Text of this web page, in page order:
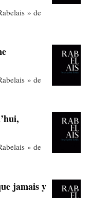
» de
» de
» de
jamais y